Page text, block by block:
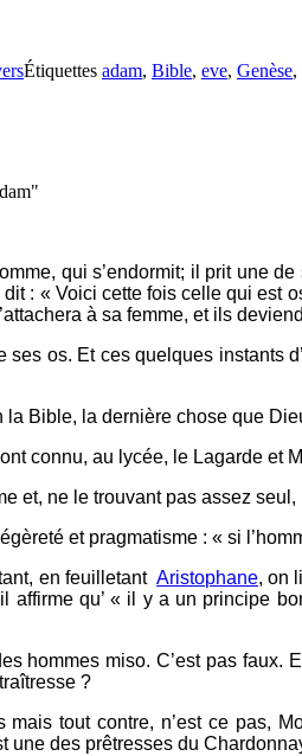
Étiquettes adam, Bible, eve, Genèse,
qui s’endormit; il prit une
dit : « Voici cette fois celle qui
à sa femme, et ils
ses os. Et ces quelques
Bible, la dernière chose que
connu, au lycée, le Lagarde et
et, ne le trouvant pas assez
et pragmatisme : « si
en feuilletantAristophane, on
affirme qu’ « il y a un principe
hommes miso. C’est pas
?
tout contre, n’est ce pas,
une des prêtresses du